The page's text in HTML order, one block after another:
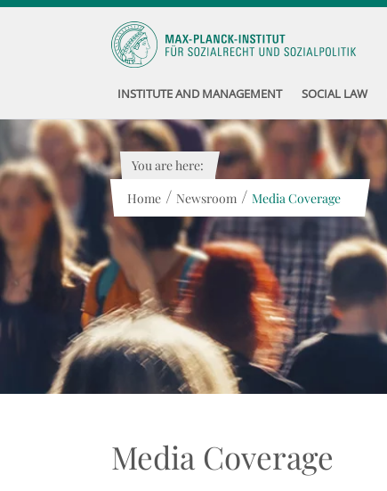
INSTITUTE AND MANAGEMENT SOCIAL LAW
You are here:
Home / Newsroom / Media Coverage
Media Coverage